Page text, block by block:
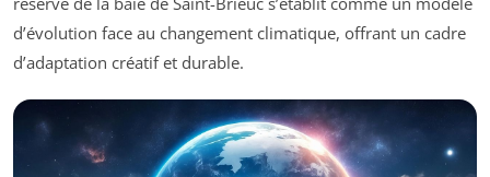
d’évolution face au changement climatique, offrant un cadre
d’adaptation créatif et durable.